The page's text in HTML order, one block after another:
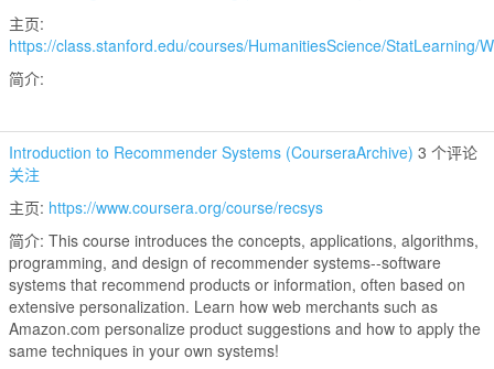
主页:
https://class.stanford.edu/courses/HumanitiesScience/StatLearning/
简介:
Introduction to Recommender Systems (CourseraArchive) 3 个评论
关注
主页: https://www.coursera.org/course/recsys
简介: This course introduces the concepts, applications, algorithms,
programming, and design of recommender systems--software
systems that recommend products or information, often based on
extensive personalization. Learn how web merchants such as
Amazon.com personalize product suggestions and how to apply the
same techniques in your own systems!